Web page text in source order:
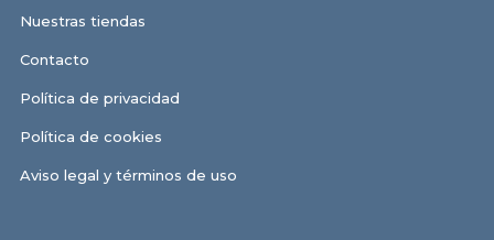
Nuestras tiendas
Contacto
Política de privacidad
Política de cookies
Aviso legal y términos de uso